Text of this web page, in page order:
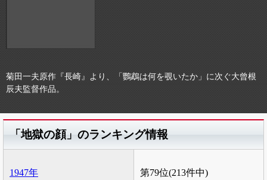
菊田一夫原作『長崎』より、「鸚鵡は何を覗いたか」に次ぐ大曾根
辰夫監督作品。
「地獄の顔」のランキング情報
1947年 第79位(213件中)